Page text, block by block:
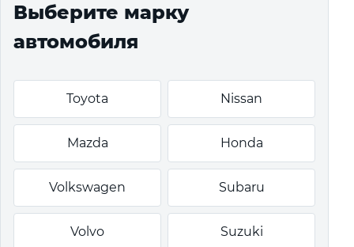
Выберите марку
автомобиля
Toyota Nissan
Mazda Honda
Volkswagen Subaru
Volvo Suzuki